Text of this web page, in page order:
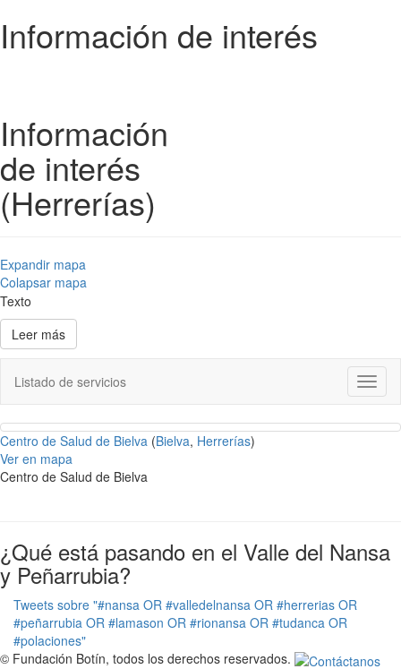
Información de interés
Información
de interés
(Herrerías)
Expandir mapa
Colapsar mapa
Texto
Leer más
Listado de servicios
Centro de Salud de Bielva (Bielva, Herrerías)
Ver en mapa
Centro de Salud de Bielva
¿Qué está pasando en el Valle del Nansa
y Peñarrubia?
Tweets sobre "#nansa OR #valledelnansa OR #herrerias OR
#peñarrubia OR #lamason OR #rionansa OR #tudanca OR
#polaciones"
© Fundación Botín, todos los derechos reservados.